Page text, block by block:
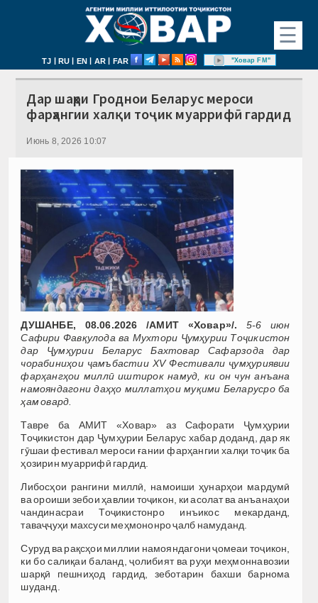
☰
TJ | RU | EN | AR | FAR "Ховар FM"
Дар шаҳри Гроднои Беларус мероси
фарҳангии халқи тоҷик муаррифӣ гардид
Июнь 8, 2026 10:07
ДУШАНБЕ, 08.06.2026 /АМИТ «Ховар»/.
5-6 июн
Сафири Фавқулода ва Мухтори Ҷумҳурии Тоҷикистон
дар Ҷумҳурии Беларус Бахтовар Сафарзода дар
чорабиниҳои ҷамъбастии XV Фестивали ҷумҳуриявии
фарҳангҳои миллӣ иштирок намуд, ки он чун анъана
намояндагони даҳҳо миллатҳои муқими Беларусро ба
ҳам овард.
Тавре ба АМИТ «Ховар» аз Сафорати Ҷумҳурии
Тоҷикистон дар Ҷумҳурии Беларус хабар доданд, дар як
гӯшаи фестивал мероси ғании фарҳангии халқи тоҷик ба
ҳозирин муаррифӣ гардид.
Либосҳои рангини миллӣ, намоиши ҳунарҳои мардумӣ
ва ороиши зебои ҳавлии тоҷикон, ки асолат ва анъанаҳои
чандинасраи Тоҷикистонро инъикос мекарданд,
таваҷҷуҳи махсуси меҳмононро ҷалб намуданд.
Суруд ва рақсҳои миллии намояндагони ҷомеаи тоҷикон,
ки бо салиқаи баланд, ҷолибият ва руҳи меҳмоннавозии
шарқӣ пешниҳод гардид, зеботарин бахши барнома
шуданд.